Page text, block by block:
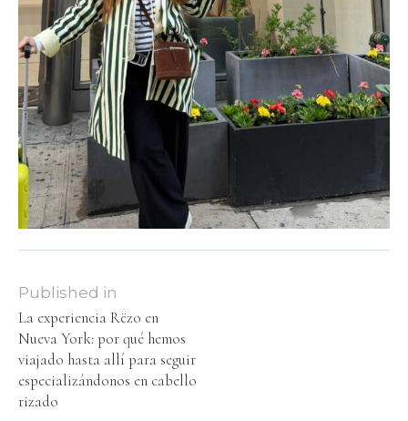
Published in
La experiencia Rëzo en
Nueva York: por qué hemos
viajado hasta allí para seguir
especializándonos en cabello
rizado